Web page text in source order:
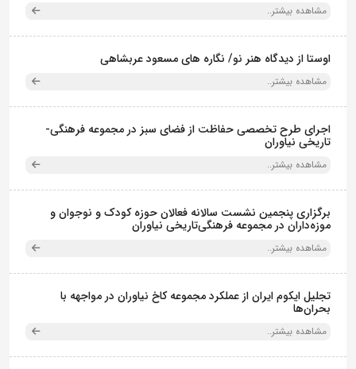
مشاهده بیشتر..
اوستا از دیدگاه هنر نو/ نگاره های مسعود عربشاهی
مشاهده بیشتر..
اجرای طرح تخصصی حفاظت از فضای سبز در مجموعه فرهنگی-
تاریخی نیاوران
مشاهده بیشتر..
برگزاری پنجمین نشست سالانه فعالان حوزه کودک و نوجوان و
موزه‌داران در مجموعه فرهنگی‌تاریخی نیاوران
مشاهده بیشتر..
تجلیل ایکوم ایران از عملکرد مجموعه کاخ نیاوران در مواجهه با
بحران‌ها
مشاهده بیشتر..